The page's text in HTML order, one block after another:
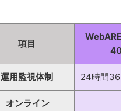
項目
運用監視体制 24時間365
オンライン